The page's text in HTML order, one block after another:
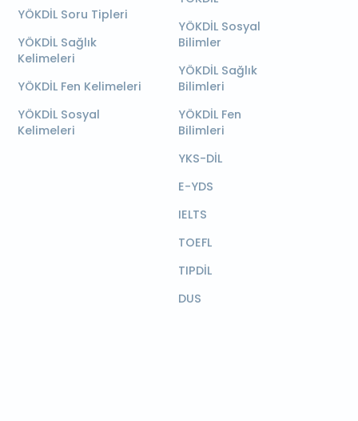
YÖKDİL Soru Tipleri
YÖKDİL Sağlık
Kelimeleri
YÖKDİL Fen Kelimeleri
YÖKDİL Sosyal
Kelimeleri
YÖKDİL Sosyal
Bilimler
YÖKDİL Sağlık
Bilimleri
YÖKDİL Fen
Bilimleri
YKS-DİL
E-YDS
IELTS
TOEFL
TIPDİL
DUS